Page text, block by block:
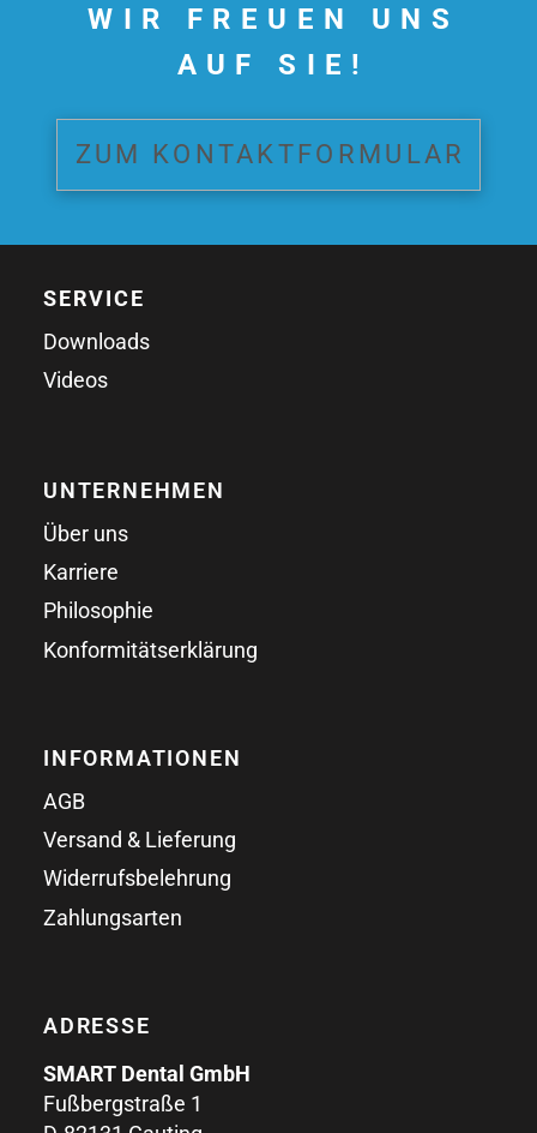
WIR FREUEN UNS
AUF SIE!
ZUM KONTAKTFORMULAR
SERVICE
Downloads
Videos
UNTERNEHMEN
Über uns
Karriere
Philosophie
Konformitätserklärung
INFORMATIONEN
AGB
Versand & Lieferung
Widerrufsbelehrung
Zahlungsarten
ADRESSE
SMART Dental GmbH
Fußbergstraße 1